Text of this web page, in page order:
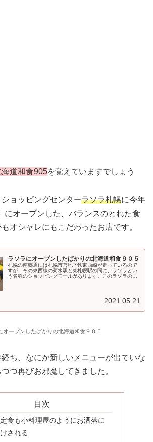
海道和食905を覚えていますでしょう
ョッピングセンターラソラ札幌に今年
にオープンした、バランスのとれた食
オシャレにもこだわったお店です。
ラソラにオープンしたばかりの北海道和食９０５
札幌の南郷通には札幌市営地下鉄東西線が走っているので
すが、その東西線の菊水駅と東札幌駅の間に、ラソラとい
う名称のショッピングモールがあります。このラソラの傍
2021.05.21
オープンしたばかりの北海道和食９０５
ち、なにか新しいメニューが出ていな
つ再びお邪魔してきました。
目次
食も小料理屋のようにお洒落に
される